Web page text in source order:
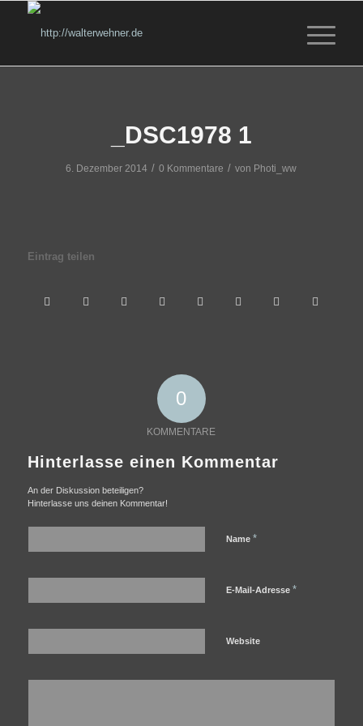
_DSC1978 1
6. Dezember 2014 / 0 Kommentare / von Photi_ww
Eintrag teilen
0
KOMMENTARE
Hinterlasse einen Kommentar
An der Diskussion beteiligen?
Hinterlasse uns deinen Kommentar!
Name *
E-Mail-Adresse *
Website